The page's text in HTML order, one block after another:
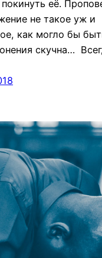
её.
не такое уж и
как могло бы
скучна…